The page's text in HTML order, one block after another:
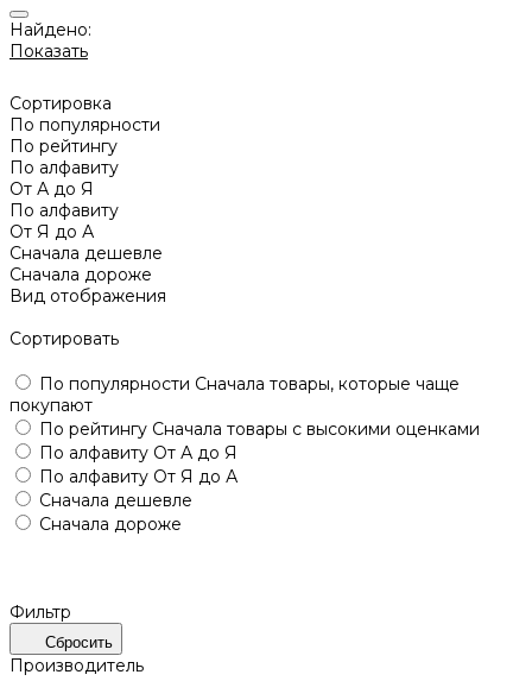
Найдено:
Показать
Сортировка
По популярности
По рейтингу
По алфавиту
От А до Я
По алфавиту
От Я до А
Сначала дешевле
Сначала дороже
Вид отображения
Сортировать
По популярности Сначала товары, которые чаще
покупают
По рейтингу Сначала товары с высокими оценками
По алфавиту От А до Я
По алфавиту От Я до А
Сначала дешевле
Сначала дороже
Фильтр
Сбросить
Производитель